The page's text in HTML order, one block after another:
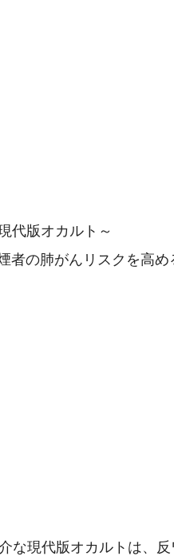
代版オカルト～
者の肺がんリスクを高め
な現代版オカルトは、